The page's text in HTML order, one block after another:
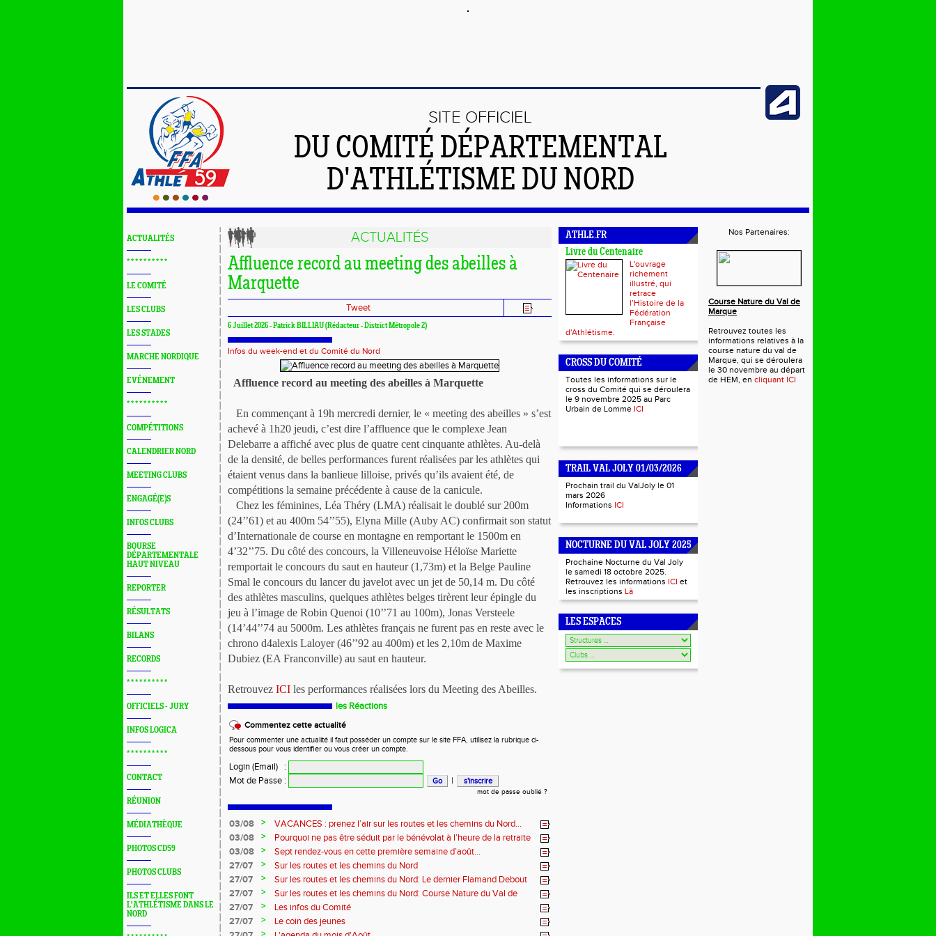
SITE OFFICIEL
DU COMITÉ DÉPARTEMENTAL
D'ATHLÉTISME DU NORD
ACTUALITÉS
* * * * * * * * * *
LE COMITÉ
LES CLUBS
LES STADES
MARCHE NORDIQUE
EVÉNEMENT
* * * * * * * * * *
COMPÉTITIONS
CALENDRIER NORD
MEETING CLUBS
ENGAGÉ(E)S
INFOS CLUBS
BOURSE
DÉPARTEMENTALE
HAUT NIVEAU
REPORTER
RÉSULTATS
BILANS
RECORDS
* * * * * * * * * *
OFFICIELS - JURY
INFOS LOGICA
* * * * * * * * * *
CONTACT
RÉUNION
MÉDIATHÈQUE
PHOTOS CD59
PHOTOS CLUBS
ILS ET ELLES FONT
L'ATHLÉTISME DANS LE
NORD
ACTUALITÉS
Affluence record au meeting des abeilles à
Marquette
Tweet
6 Juillet 2026 - Patrick BILLIAU (Rédacteur - District Métropole 2)
Infos du week-end et du Comité du Nord
Affluence record au meeting des abeilles à Marquette
En commençant à 19h mercredi dernier, le « meeting des abeilles » s’est
achevé à 1h20 jeudi, c’est dire l’affluence que le complexe Jean
Delebarre a affiché avec plus de quatre cent cinquante athlètes. Au-delà
de la densité, de belles performances furent réalisées par les athlètes qui
étaient venus dans la banlieue lilloise, privés qu’ils avaient été, de
compétitions la semaine précédente à cause de la canicule.
Chez les féminines, Léa Théry (LMA) réalisait le doublé sur 200m
(24’’61) et au 400m 54’’55), Elyna Mille (Auby AC) confirmait son statut
d’Internationale de course en montagne en remportant le 1500m en
4’32’’75. Du côté des concours, la Villeneuvoise Héloïse Mariette
remportait le concours du saut en hauteur (1,73m) et la Belge Pauline
Smal le concours du lancer du javelot avec un jet de 50,14 m. Du côté
des athlètes masculins, quelques athlètes belges tirèrent leur épingle du
jeu à l’image de Robin Quenoi (10’’71 au 100m), Jonas Versteele
(14’44’’74 au 5000m. Les athlètes français ne furent pas en reste avec le
chrono d4alexis Laloyer (46’’92 au 400m) et les 2,10m de Maxime
Dubiez (EA Franconville) au saut en hauteur.
Retrouvez ICI les performances réalisées lors du Meeting des Abeilles.
les Réactions
Commentez cette actualité
Pour commenter une actualité il faut posséder un compte sur le site FFA, utilisez la rubrique ci-
dessous pour vous identifier ou vous créer un compte.
Login (Email)
:
Mot de Passe : |
mot de passe oublié ?
03/08 >
VACANCES : prenez l’air sur les routes et les chemins du Nord…
03/08
>
Pourquoi ne pas être séduit par le bénévolat à l’heure de la retraite
?...
03/08 >
Sept rendez-vous en cette première semaine d’août…
27/07
>
Sur les routes et les chemins du Nord
27/07
>
Sur les routes et les chemins du Nord: Le dernier Flamand Debout
27/07
>
Sur les routes et les chemins du Nord: Course Nature du Val de
Marque
27/07 >
Les infos du Comité
27/07
>
Le coin des jeunes
ATHLE.FR
Livre du Centenaire
L'ouvrage
richement
illustré, qui
retrace
l’Histoire de la
Fédération
Française
d'Athlétisme.
CROSS DU COMITÉ
Toutes les informations sur le
cross du Comité qui se déroulera
le 9 novembre 2025 au Parc
Urbain de Lomme ICI
TRAIL VAL JOLY 01/03/2026
Prochain trail du ValJoly le 01
mars 2026
Informations ICI
NOCTURNE DU VAL JOLY 2025
Prochaine Nocturne du Val Joly
le samedi 18 octobre 2025.
Retrouvez les informations ICI et
les inscriptions Là
LES ESPACES
Nos Partenaires:
Course Nature du Val de
Marque
Retrouvez toutes les
informations relatives à la
course nature du val de
Marque, qui se déroulera
le 30 novembre au départ
de HEM, en cliquant ICI